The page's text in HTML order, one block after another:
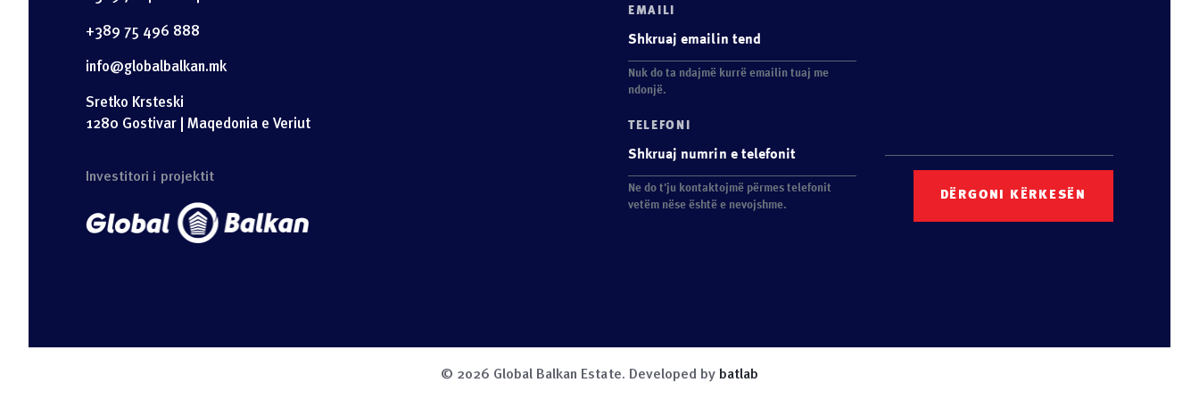
+389 75 496 888
info@globalbalkan.mk
Sretko Krsteski
1280 Gostivar | Maqedonia e Veriut
Investitori i projektit
EMAILI
Nuk do ta ndajmë kurrë emailin tuaj me
ndonjë.
TELEFONI
Ne do t'ju kontaktojmë përmes telefonit
vetëm nëse është e nevojshme.
© 2026 Global Balkan Estate. Developed bybatlab